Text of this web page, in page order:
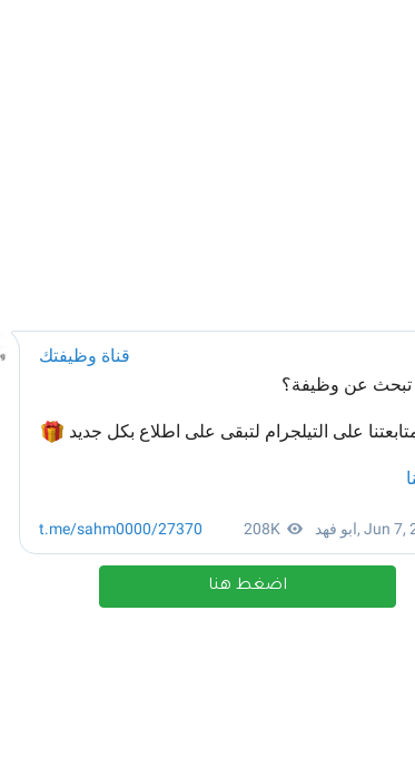
اضغط هنا